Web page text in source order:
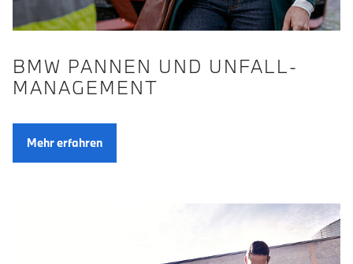
BMW PANNEN UND UNFALL­
MANAGE­MENT
Mehr erfahren